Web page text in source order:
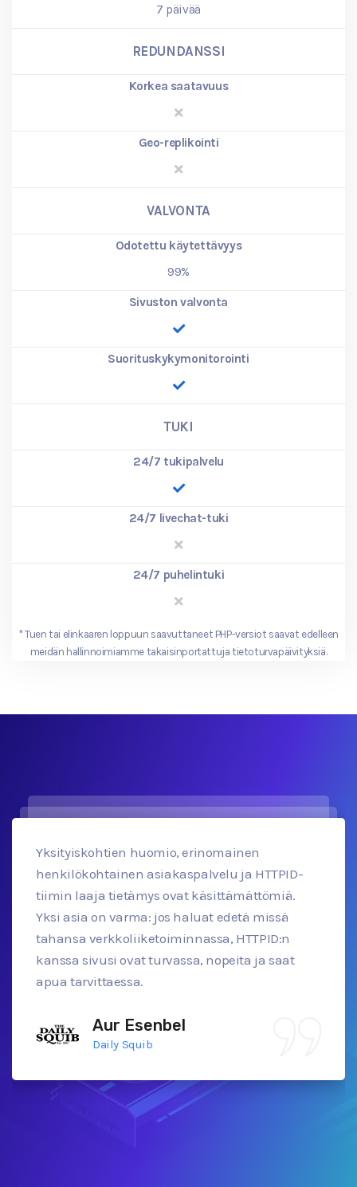
7 päivää
REDUNDANSSI
Korkea saatavuus
Geo-replikointi
VALVONTA
Odotettu käytettävyys
99%
Sivuston valvonta
Suorituskykymonitorointi
TUKI
24/7 tukipalvelu
24/7 livechat-tuki
24/7 puhelintuki
*Tuen tai elinkaaren loppuun saavuttaneet PHP-versiot saavat edelleen
meidän hallinnoimiamme takaisinportattuja tietoturvapäivityksiä.
Yksityiskohtien huomio, erinomainen
henkilökohtainen asiakaspalvelu ja HTTPID-
tiimin laaja tietämys ovat käsittämättömiä.
Yksi asia on varma: jos haluat edetä missä
tahansa verkkoliiketoiminnassa, HTTPID:n
kanssa sivusi ovat turvassa, nopeita ja saat
apua tarvittaessa.
Aur Esenbel
Daily Squib